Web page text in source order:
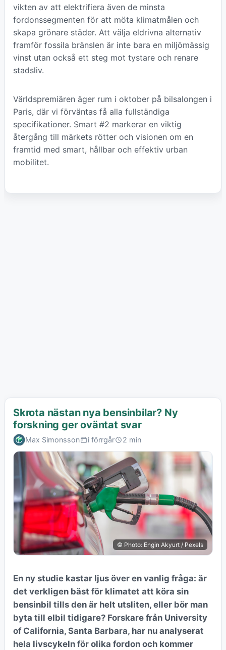
vikten av att elektrifiera även de minsta
fordonssegmenten för att möta klimatmålen och
skapa grönare städer. Att välja eldrivna alternativ
framför fossila bränslen är inte bara en miljömässig
vinst utan också ett steg mot tystare och renare
stadsliv.
Världspremiären äger rum i oktober på bilsalongen i
Paris, där vi förväntas få alla fullständiga
specifikationer. Smart #2 markerar en viktig
återgång till märkets rötter och visionen om en
framtid med smart, hållbar och effektiv urban
mobilitet.
Skrota nästan nya bensinbilar? Ny
forskning ger oväntat svar
Max Simonsson i förrgår 2 min
© Photo: Engin Akyurt / Pexels
En ny studie kastar ljus över en vanlig fråga: är
det verkligen bäst för klimatet att köra sin
bensinbil tills den är helt utsliten, eller bör man
byta till elbil tidigare? Forskare från University
of California, Santa Barbara, har nu analyserat
hela livscykeln för olika fordon och kommer